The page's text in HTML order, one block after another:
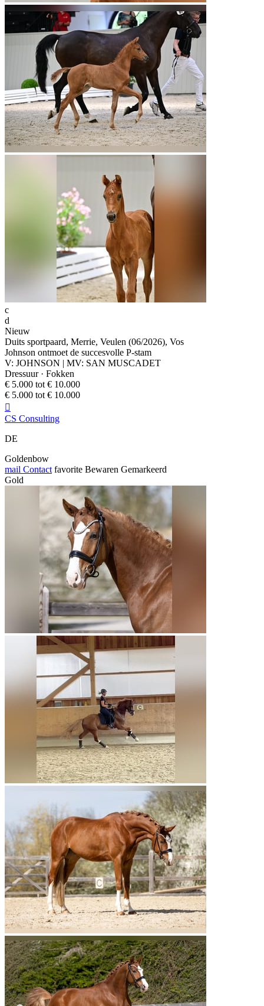
c
d
Nieuw
Duits sportpaard, Merrie, Veulen (06/2026), Vos
Johnson ontmoet de succesvolle P-stam
V: JOHNSON | MV: SAN MUSCADET
Dressuur · Fokken
€ 5.000 tot € 10.000
€ 5.000 tot € 10.000

CS Consulting
DE
Goldenbow
mail Contact favorite Bewaren Gemarkeerd
Gold